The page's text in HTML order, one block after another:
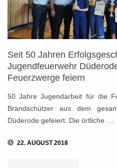
SCHREIBT
AN
HORST
SEEHOFER"
Seit 50 Jahren
Jugendfeuerwehr
Feuerzwerge feiern
50 Jahre Jugendarbeit für die
Brandschützer aus dem
Düderode gefeiert. Die örtliche …
22. AUGUST 2018